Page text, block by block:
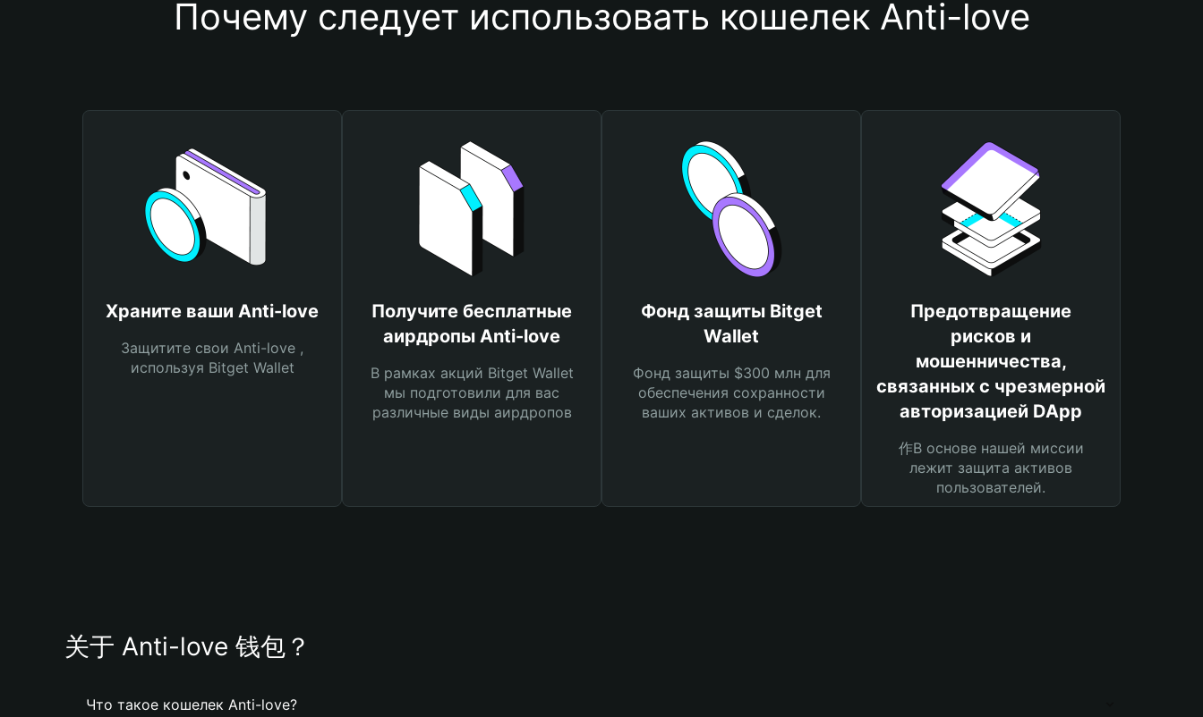
Почему следует использовать кошелек Anti-love
Храните ваши Anti-love
Защитите свои Anti-love ,
используя Bitget Wallet
Получите бесплатные
аирдропы Anti-love
В рамках акций Bitget Wallet
мы подготовили для вас
различные виды аирдропов
Фонд защиты Bitget
Wallet
Фонд защиты $300 млн для
обеспечения сохранности
ваших активов и сделок.
Предотвращение
рисков и
мошенничества,
связанных с чрезмерной
авторизацией DApp
作В основе нашей миссии
лежит защита активов
пользователей.
关于 Anti-love 钱包？
Что такое кошелек Anti-love?